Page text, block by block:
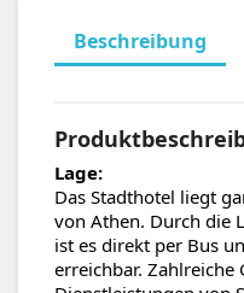
Beschreibung
Lage:
Das Stadthotel liegt
von Athen. Durch die
ist es direkt per Bus
erreichbar. Zahlreiche